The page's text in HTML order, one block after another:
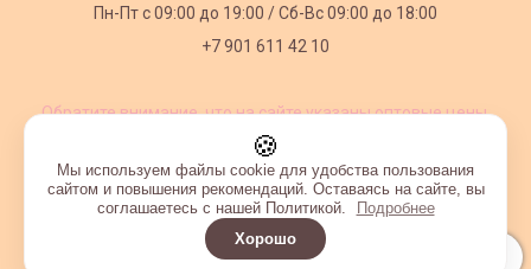
Пн-Пт с09:00 до 19:00 /Сб-Вс 09:00 до 18:00
+7 901 611 42 10
Обратите внимание, что на сайте указаны оптовые цены,
Интернет-магазин создан на InSales
🍪
Мы используем файлы cookie для удобства пользования
сайтом и повышения рекомендаций. Оставаясь на сайте, вы
соглашаетесь с нашей Политикой.
Подробнее
Хорошо